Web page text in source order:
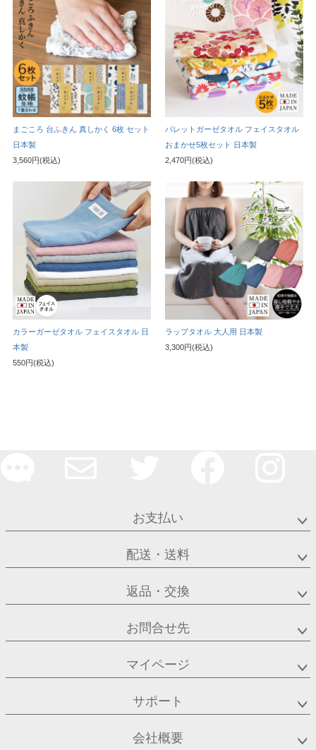
まごころ 台ふきん 真しかく 6枚 セット
日本製
3,560円(税込)
パレットガーゼタオル フェイスタオル
おまかせ5枚セット 日本製
2,470円(税込)
カラーガーゼタオル フェイスタオル 日
本製
550円(税込)
ラップタオル 大人用 日本製
3,300円(税込)
お支払い
配送・送料
返品・交換
お問合せ先
マイページ
サポート
会社概要